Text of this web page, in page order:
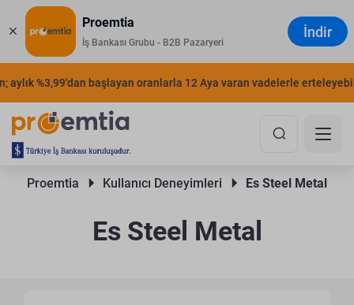
Proemtia
İş Bankası Grubu - B2B Pazaryeri
İndir
%3,99'dan başlayan oranlarla 12 Aya varan vadelerle
Proemtia Kullanıcı Deneyimleri Es Steel Metal
Es Steel Metal